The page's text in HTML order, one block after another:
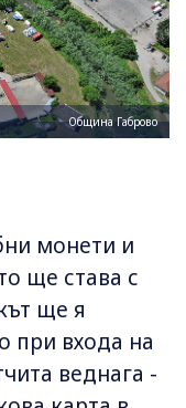
Община Габрово
монети и
ще става с
ще я
при входа на
веднага -